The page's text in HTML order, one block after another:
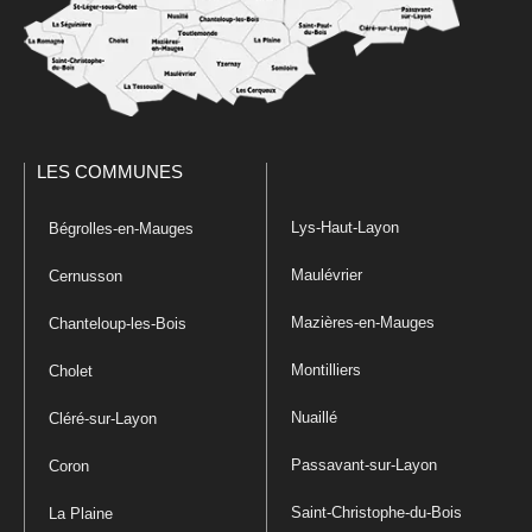
LES COMMUNES
Bégrolles-en-Mauges
Cernusson
Chanteloup-les-Bois
Cholet
Cléré-sur-Layon
Coron
La Plaine
Lys-Haut-Layon
Maulévrier
Mazières-en-Mauges
Montilliers
Nuaillé
Passavant-sur-Layon
Saint-Christophe-du-Bois